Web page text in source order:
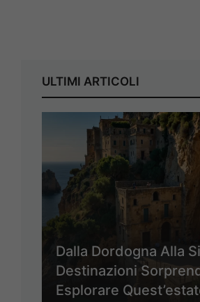
ULTIMI ARTICOLI
Dalla Dordogna Alla
Destinazioni
Esplorare